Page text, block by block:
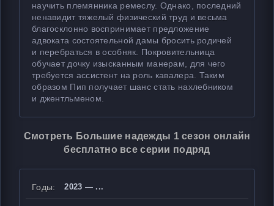
научить племянника ремеслу. Однако, последний
ненавидит тяжелый физический труд и весьма
благосклонно воспринимает предложение
адвоката состоятельной дамы бросить родичей
и перебраться в особняк. Покровительница
обучает дочку изысканным манерам, для чего
требуется ассистент на роль кавалера. Таким
образом Пип получает шанс стать нахлебником
и джентльменом.
Смотреть Большие надежды 1 сезон онлайн
бесплатно все серии подряд
Годы: 2023 — ...